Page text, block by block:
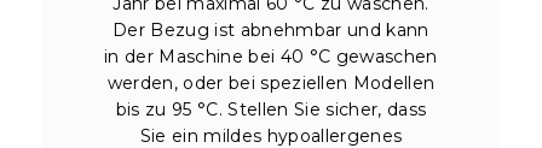
Der Bezug ist abnehmbar und kann
in der Maschine bei 40 °C gewaschen
werden, oder bei speziellen Modellen
bis zu 95 °C. Stellen Sie sicher, dass
Sie ein mildes hypoallergenes